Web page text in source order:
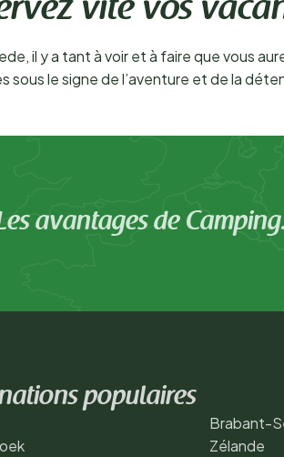
vite vos
il y a tant à voir et à faire que vous
sous le signe de l’aventure et de la
avantages de
populaires
Brabant-
Zélande